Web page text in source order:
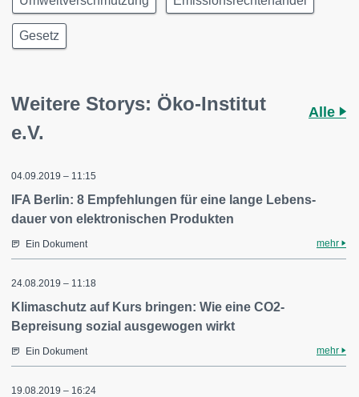
Gesetz
Weitere Storys: Öko-Institut
e.V.
Alle
04.09.2019 – 11:15
IFA Berlin: 8 Empfehlungen für eine lange Lebens-
dauer von elektronischen Produkten
Ein Dokument mehr
24.08.2019 – 11:18
Klimaschutz auf Kurs bringen: Wie eine CO2-
Bepreisung sozial ausgewogen wirkt
Ein Dokument mehr
19.08.2019 – 16:24